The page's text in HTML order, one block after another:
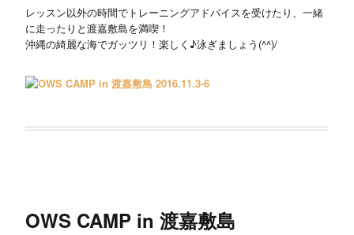
レッスン以外の時間でトレーニングアドバイスを受けたり、一緒
に走ったりと渡嘉敷島を満喫！
沖縄の綺麗な海でガッツリ！楽しく♪泳ぎましょう(^^)/
OWS CAMP in 渡嘉敷島